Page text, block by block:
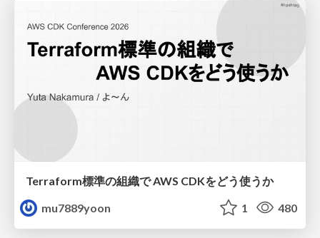
Terraform標準の組織で AWS CDKをどう使うか
mu7889yoon
1 480